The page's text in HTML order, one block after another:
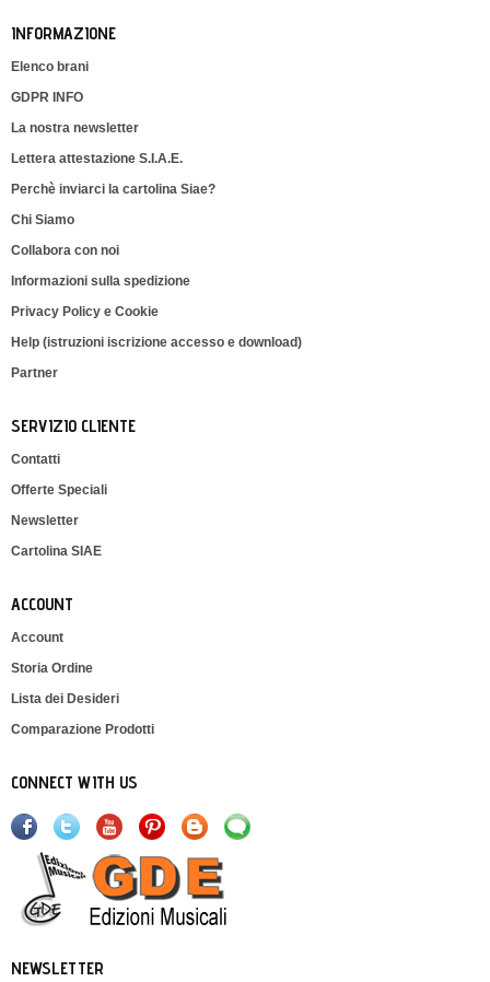
INFORMAZIONE
Elenco brani
GDPR INFO
La nostra newsletter
Lettera attestazione S.I.A.E.
Perchè inviarci la cartolina Siae?
Chi Siamo
Collabora con noi
Informazioni sulla spedizione
Privacy Policy e Cookie
Help (istruzioni iscrizione accesso e download)
Partner
SERVIZIO CLIENTE
Contatti
Offerte Speciali
Newsletter
Cartolina SIAE
ACCOUNT
Account
Storia Ordine
Lista dei Desideri
Comparazione Prodotti
CONNECT WITH US
NEWSLETTER